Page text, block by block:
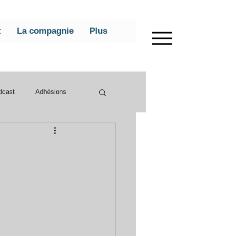
La compagnie Plus
Adhésions